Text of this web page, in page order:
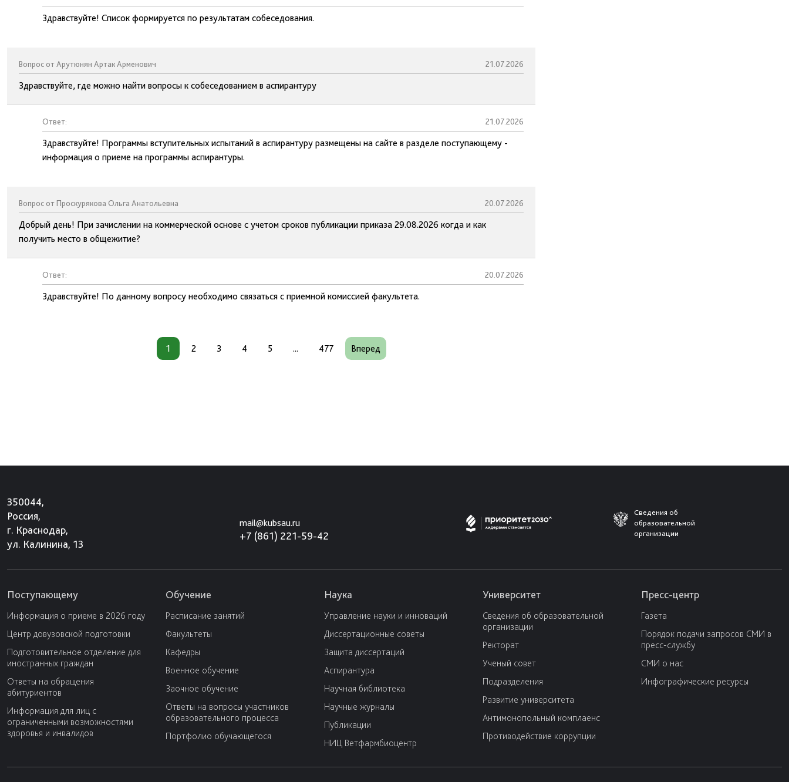
Здравствуйте! Список формируется по результатам собеседования.
Вопрос от Арутюнян Артак Арменович 21.07.2026
Здравствуйте, где можно найти вопросы к собеседованием в аспирантуру
Ответ: 21.07.2026
Здравствуйте! Программы вступительных испытаний в аспирантуру размещены на сайте в разделе поступающему -
информация о приеме на программы аспирантуры.
Вопрос от Проскурякова Ольга Анатольевна 20.07.2026
Добрый день! При зачислении на коммерческой основе с учетом сроков публикации приказа 29.08.2026 когда и как
получить место в общежитие?
Ответ: 20.07.2026
Здравствуйте! По данному вопросу необходимо связаться с приемной комиссией факультета.
1 2 3 4 5 ... 477 Вперед
350044,
Россия,
г. Краснодар,
ул. Калинина, 13
mail@kubsau.ru
+7 (861) 221-59-42
Сведения об
образовательной
организации
Поступающему
Информация о приеме в 2026 году
Центр довузовской подготовки
Подготовительное отделение для
иностранных граждан
Ответы на обращения
абитуриентов
Информация для лиц с
ограниченными возможностями
здоровья и инвалидов
Обучение
Расписание занятий
Факультеты
Кафедры
Военное обучение
Заочное обучение
Ответы на вопросы участников
образовательного процесса
Портфолио обучающегося
Наука
Управление науки и инноваций
Диссертационные советы
Защита диссертаций
Аспирантура
Научная библиотека
Научные журналы
Публикации
НИЦ Ветфармбиоцентр
Университет
Сведения об образовательной
организации
Ректорат
Ученый совет
Подразделения
Развитие университета
Антимонопольный комплаенс
Противодействие коррупции
Пресс-центр
Газета
Порядок подачи запросов СМИ в
пресс-службу
СМИ о нас
Инфографические ресурсы